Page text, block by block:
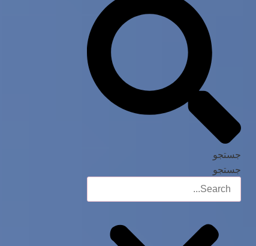
جستجو
جستجو